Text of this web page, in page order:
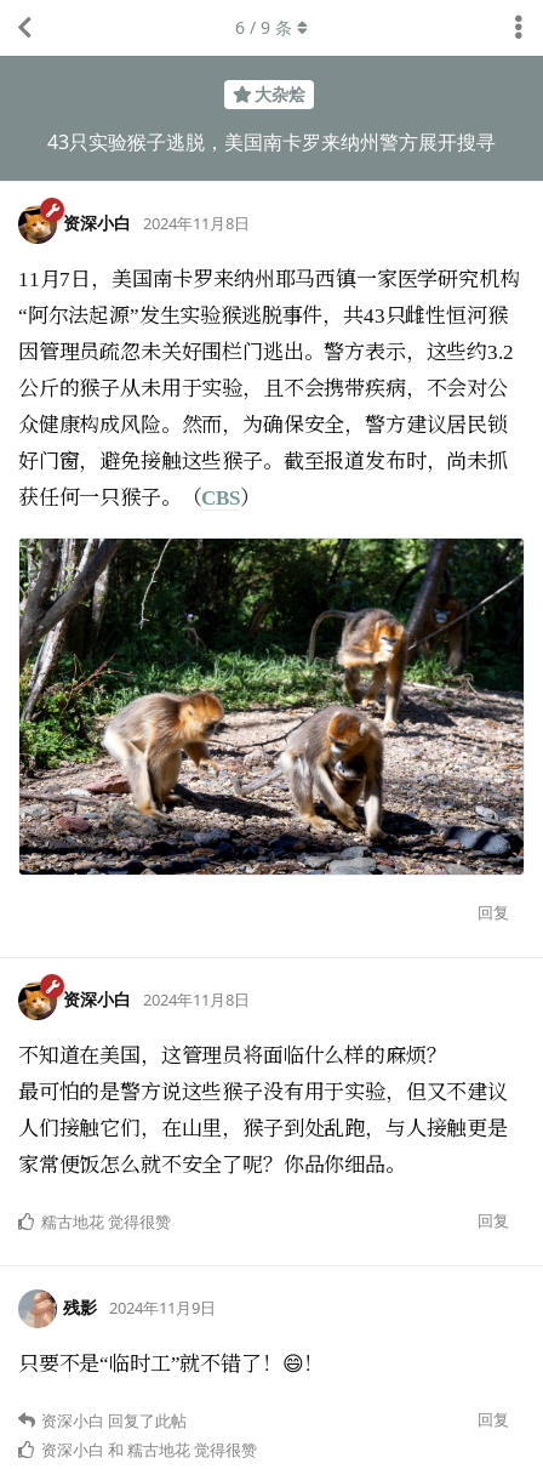
大杂烩
43只实验猴子逃脱，美国南卡罗来纳州警方展开搜寻
6 / 9 条
资深小白 2024年11月8日
11月7日，美国南卡罗来纳州耶马西镇一家医学研究机构
“阿尔法起源”发生实验猴逃脱事件，共43只雌性恒河猴
因管理员疏忽未关好围栏门逃出。警方表示，这些约3.2
公斤的猴子从未用于实验，且不会携带疾病，不会对公
众健康构成风险。然而，为确保安全，警方建议居民锁
好门窗，避免接触这些猴子。截至报道发布时，尚未抓
获任何一只猴子。（CBS）
回复
资深小白 2024年11月8日
不知道在美国，这管理员将面临什么样的麻烦？
最可怕的是警方说这些猴子没有用于实验，但又不建议
人们接触它们，在山里，猴子到处乱跑，与人接触更是
家常便饭怎么就不安全了呢？你品你细品。
回复
糯古地花觉得很赞
残影 2024年11月9日
只要不是“临时工”就不错了！😄！
回复
资深小白 回复了此帖
资深小白 和 糯古地花觉得很赞